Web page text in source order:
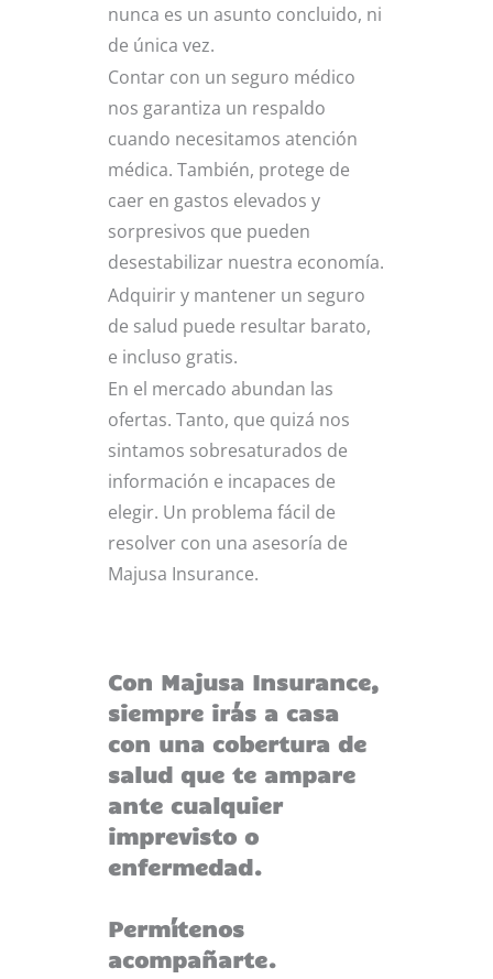
nunca es un asunto concluido, ni
de única vez.
Contar con un seguro médico
nos garantiza un respaldo
cuando necesitamos atención
médica. También, protege de
caer en gastos elevados y
sorpresivos que pueden
desestabilizar nuestra economía.
Adquirir y mantener un seguro
de salud puede resultar barato,
e incluso gratis.
En el mercado abundan las
ofertas. Tanto, que quizá nos
sintamos sobresaturados de
información e incapaces de
elegir. Un problema fácil de
resolver con una asesoría de
Majusa Insurance.
Con Majusa Insurance,
siempre irás a casa
con una cobertura de
salud que te ampare
ante cualquier
imprevisto o
enfermedad.
Permítenos
acompañarte.